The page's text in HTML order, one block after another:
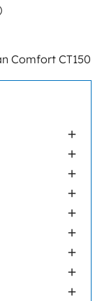









Comfort CT150